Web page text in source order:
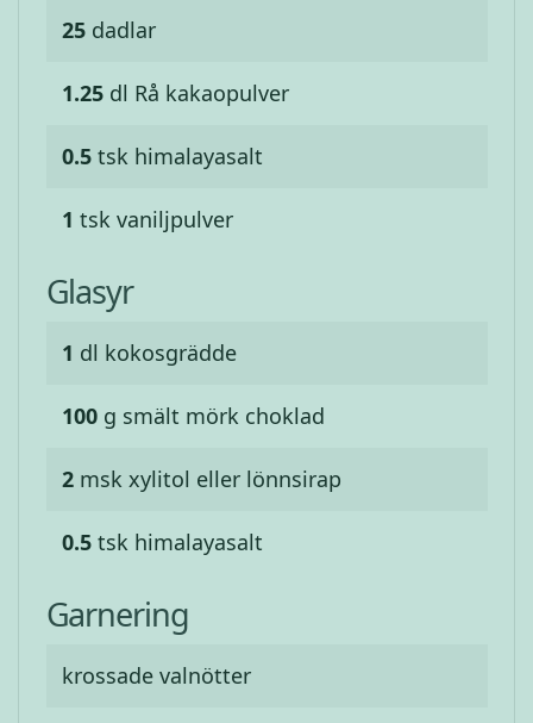
25 dadlar
1.25 dl Rå kakaopulver
0.5 tsk himalayasalt
1 tsk vaniljpulver
Glasyr
1 dl kokosgrädde
100 g smält mörk choklad
2 msk xylitol eller lönnsirap
0.5 tsk himalayasalt
Garnering
krossade valnötter